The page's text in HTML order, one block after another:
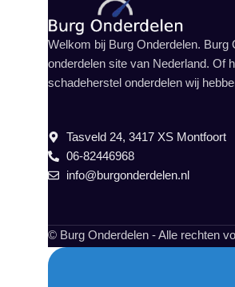
Welkom bij Burg Onderdelen. Burg
onderdelen site van Nederland. Of
schadeherstel onderdelen wij
Tasveld 24, 3417 XS Montfoort
06-82446968
info@burgonderdelen.nl
© Burg Onderdelen - Alle rechten